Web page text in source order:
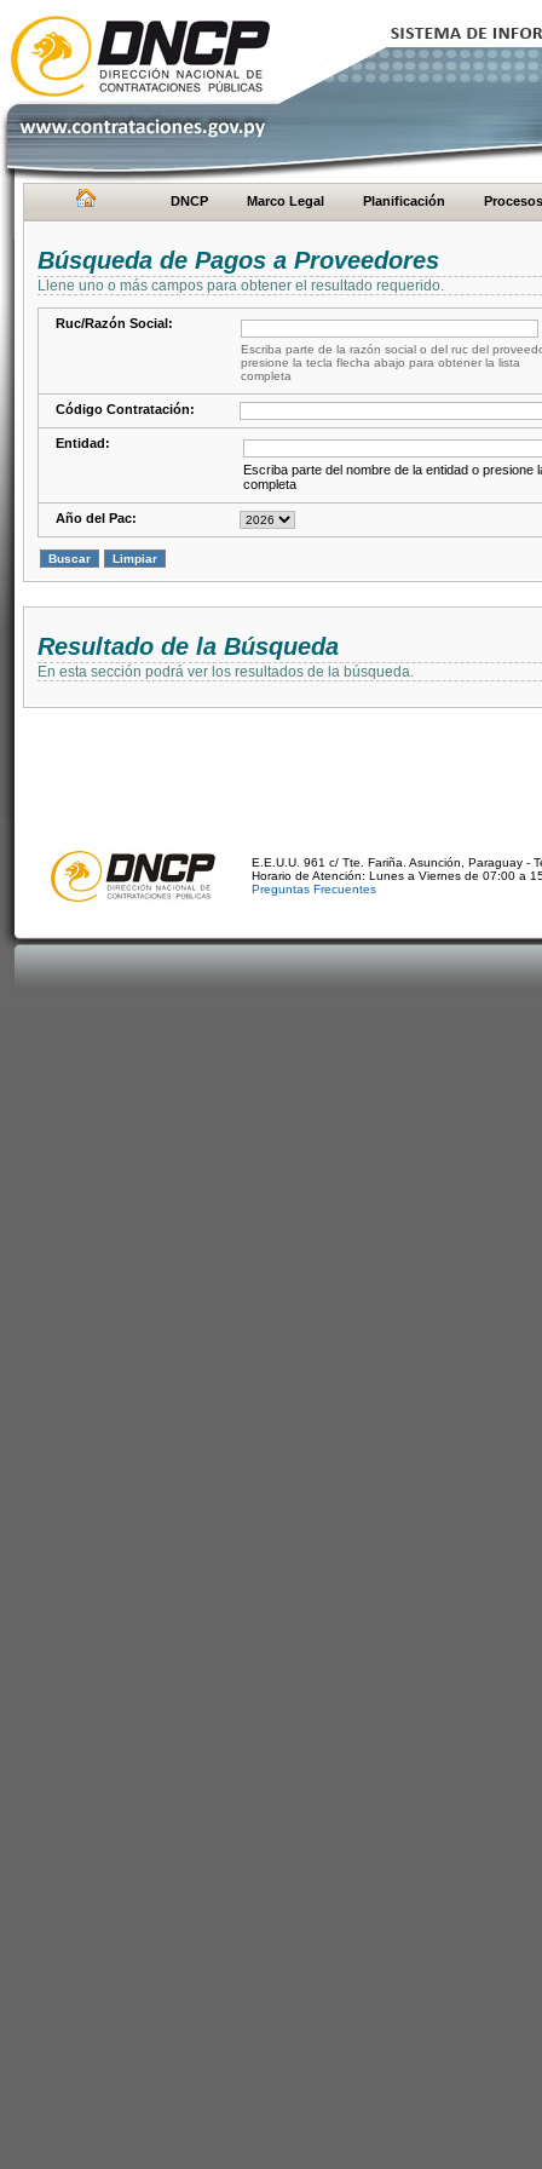
DNCP Marco Legal Planificación Procesos
Búsqueda de Pagos a Proveedores
Llene uno o más campos para obtener el resultado requerido.
Ruc/Razón Social:
Escriba parte de la razón social o del ruc del
presione la tecla flecha abajo para obtener la lista
completa
Código Contratación:
Entidad:
Escriba parte del nombre de la entidad o presione
completa
Año del Pac:
Resultado de la Búsqueda
En esta sección podrá ver los resultados de la búsqueda.
E.E.U.U. 961 c/ Tte. Fariña. Asunción, Paraguay -
Horario de Atención: Lunes a Viernes de 07:00 a
Preguntas Frecuentes